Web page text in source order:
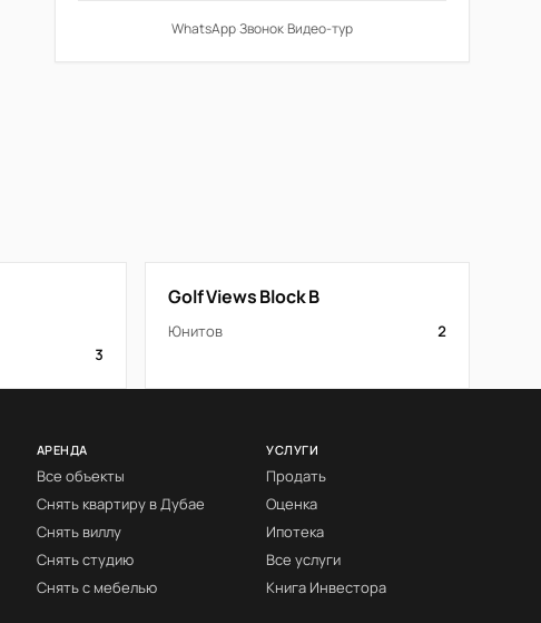
WhatsApp·Звонок·Видео-тур
3
Golf Views Block B
Юнитов 2
АРЕНДА
Все объекты
Снять квартиру в Дубае
Снять виллу
Снять студию
Снять с мебелью
УСЛУГИ
Продать
Оценка
Ипотека
Все услуги
Книга Инвестора